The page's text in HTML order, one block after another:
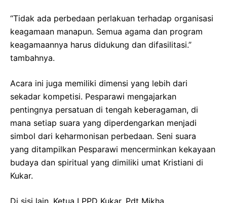
“Tidak ada perbedaan perlakuan terhadap organisasi
keagamaan manapun. Semua agama dan program
keagamaannya harus didukung dan difasilitasi.”
tambahnya.
Acara ini juga memiliki dimensi yang lebih dari
sekadar kompetisi. Pesparawi mengajarkan
pentingnya persatuan di tengah keberagaman, di
mana setiap suara yang diperdengarkan menjadi
simbol dari keharmonisan perbedaan. Seni suara
yang ditampilkan Pesparawi mencerminkan kekayaan
budaya dan spiritual yang dimiliki umat Kristiani di
Kukar.